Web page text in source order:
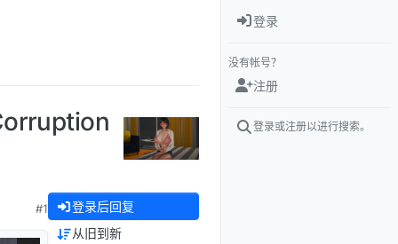
#1 登录后回复
从旧到新
登录
没有帐号？
注册
登录或注册以进行搜索。